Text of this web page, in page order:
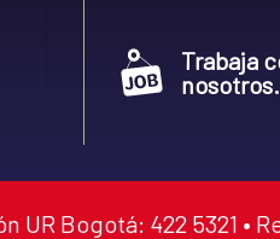
Trabaja
nosotros.
UR Bogotá: 422 5321 •